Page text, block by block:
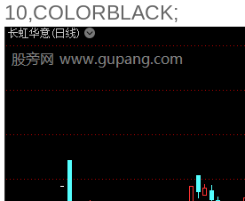
10,COLORBLACK;